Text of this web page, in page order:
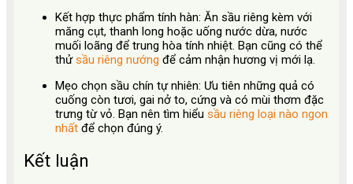
Kết hợp thực phẩm tính hàn: Ăn sầu riêng kèm với
măng cụt, thanh long hoặc uống nước dừa, nước
muối loãng để trung hòa tính nhiệt. Bạn cũng có thể
thửsầu riêng nướng để cảm nhận hương vị mới lạ.
Mẹo chọn sầu chín tự nhiên: Ưu tiên những quả có
cuống còn tươi, gai nở to, cứng và có mùi thơm đặc
trưng từ vỏ. Bạn nên tìm hiểu sầu riêng loại nào ngon
nhất để chọn đúng ý.
Kết luận